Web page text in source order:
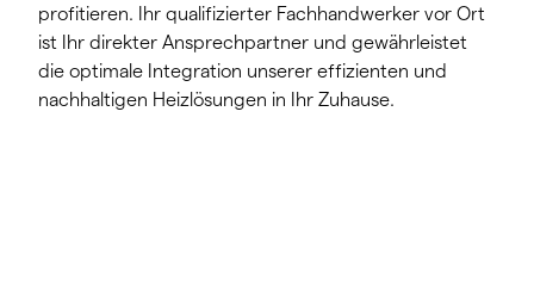
profitieren. Ihr qualifizierter Fachhandwerker vor Ort
ist Ihr direkter Ansprechpartner und gewährleistet
die optimale Integration unserer effizienten und
nachhaltigen Heizlösungen in Ihr Zuhause.